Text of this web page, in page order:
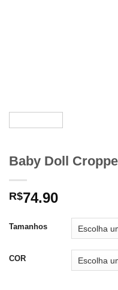
Baby Doll
R$74.90
Tamanhos
COR